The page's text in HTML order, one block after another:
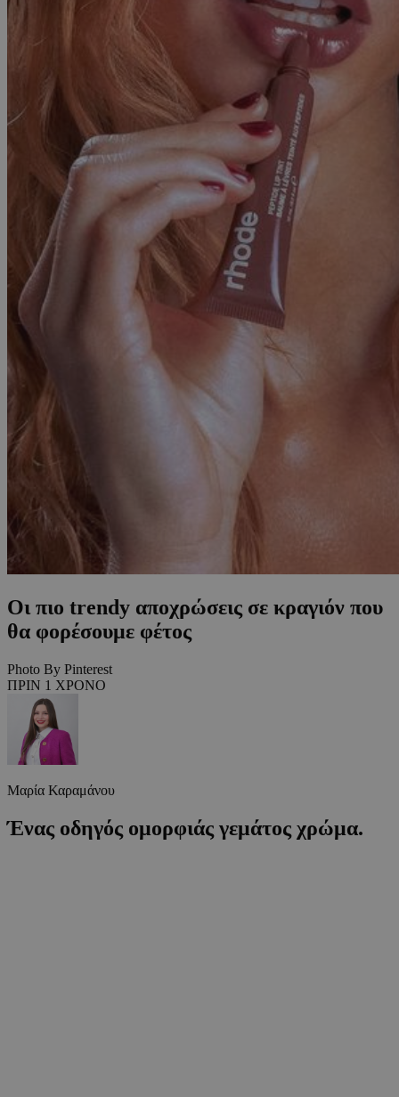
Οι πιο trendy αποχρώσεις σε κραγιόν που
θα φορέσουμε φέτος
Photo By Pinterest
ΠΡΙΝ 1 ΧΡΟΝΟ
Μαρία Καραμάνου
Ένας οδηγός ομορφιάς γεμάτος χρώμα.